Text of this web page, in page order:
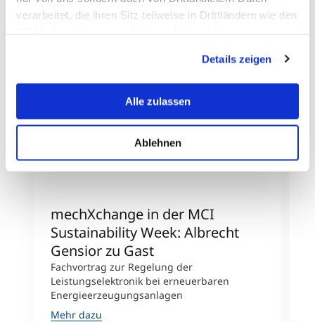
verarbeitet, die ihren Sitz teilweise in Drittländern wie den
erklären Ihnen genau, was eine Datenübermittlung in die
USA bedeuten kann.
Details zeigen
Alle zulassen
Ablehnen ©L. Thierauf/Chr. Kleegrewe
mechXchange in der MCI
Sustainability Week: Albrecht
Gensior zu Gast
Fachvortrag zur Regelung der
Leistungselektronik bei erneuerbaren
Energieerzeugungsanlagen
Mehr dazu